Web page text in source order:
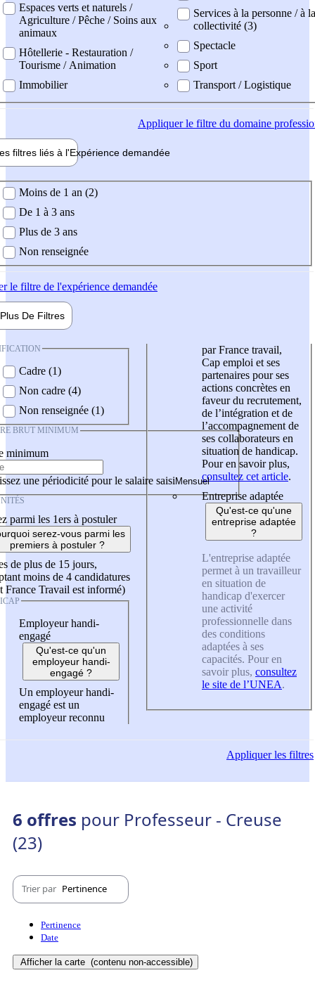
Espaces verts et naturels /
Agriculture / Pêche / Soins aux
animaux
Hôtellerie - Restauration /
Tourisme / Animation
Immobilier
Services à la personne / à la
collectivité (3)
Spectacle
Sport
Transport / Logistique
Appliquerle filtre du domaine
filtres liés à l'Expérience demandée
demandée
Moins de 1 an (2)
De 1 à 3 ans
Plus de 3 ans
Non renseignée
le filtre de l'expérience demandée
Plus De Filtres
Cadre (1)
Non cadre (4)
Non renseignée (1)
BRUT MINIMUM
minimum
une périodicité pour le salaire saisi
parmi les 1ers à postuler
serez-vous parmi les
premiers à postuler ?
de plus de 15 jours,
moins de 4 candidatures
France Travail est informé)
Employeur handi-
engagé
Qu'est-ce qu'un
employeur handi-
engagé ?
Un employeur handi-
engagé est un
employeur reconnu
par France travail,
Cap emploi et ses
partenaires pour ses
actions concrètes en
faveur du recrutement,
de l’intégration et de
l’accompagnement de
ses collaborateurs en
situation de handicap.
Pour en savoir plus,
consultez cet article.
Entreprise adaptée
Qu'est-ce qu'une
entreprise adaptée
?
L'entreprise adaptée
permet à un travailleur
en situation de
handicap d'exercer
une activité
professionnelle dans
des conditions
adaptées à ses
capacités. Pour en
savoir plus, consultez
le site de l’UNEA.
Appliquerles filtres
6 offres pour Professeur - Creuse
(23)
Trier par Pertinence
Pertinence
Date
Afficher la carte (contenu non-accessible)